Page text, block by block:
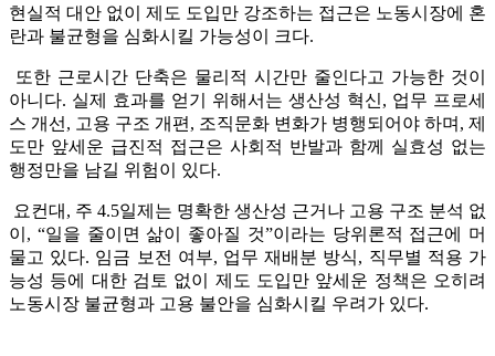
현실적 대안 없이 제도 도입만 강조하는 접근은 노동시장에 혼
란과 불균형을 심화시킬 가능성이 크다.
또한 근로시간 단축은 물리적 시간만 줄인다고 가능한 것이
아니다. 실제 효과를 얻기 위해서는 생산성 혁신, 업무 프로세
스 개선, 고용 구조 개편, 조직문화 변화가 병행되어야 하며, 제
도만 앞세운 급진적 접근은 사회적 반발과 함께 실효성 없는
행정만을 남길 위험이 있다.
요컨대, 주 4.5일제는 명확한 생산성 근거나 고용 구조 분석 없
이, “일을 줄이면 삶이 좋아질 것”이라는 당위론적 접근에 머
물고 있다. 임금 보전 여부, 업무 재배분 방식, 직무별 적용 가
능성 등에 대한 검토 없이 제도 도입만 앞세운 정책은 오히려
노동시장 불균형과 고용 불안을 심화시킬 우려가 있다.